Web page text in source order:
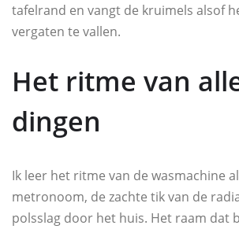
tafelrand en vangt de kruimels alsof
vergaten te vallen.
Het ritme van
dingen
Ik leer het ritme van de wasmachine
metronoom, de zachte tik van de
polsslag door het huis. Het raam dat